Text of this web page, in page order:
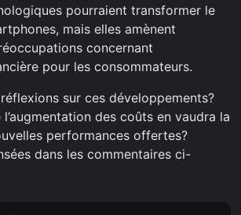
pourraient transformer le
mais elles amènent
concernant
pour les consommateurs.
sur ces développements?
des coûts en vaudra la
performances offertes?
dans les commentaires ci-